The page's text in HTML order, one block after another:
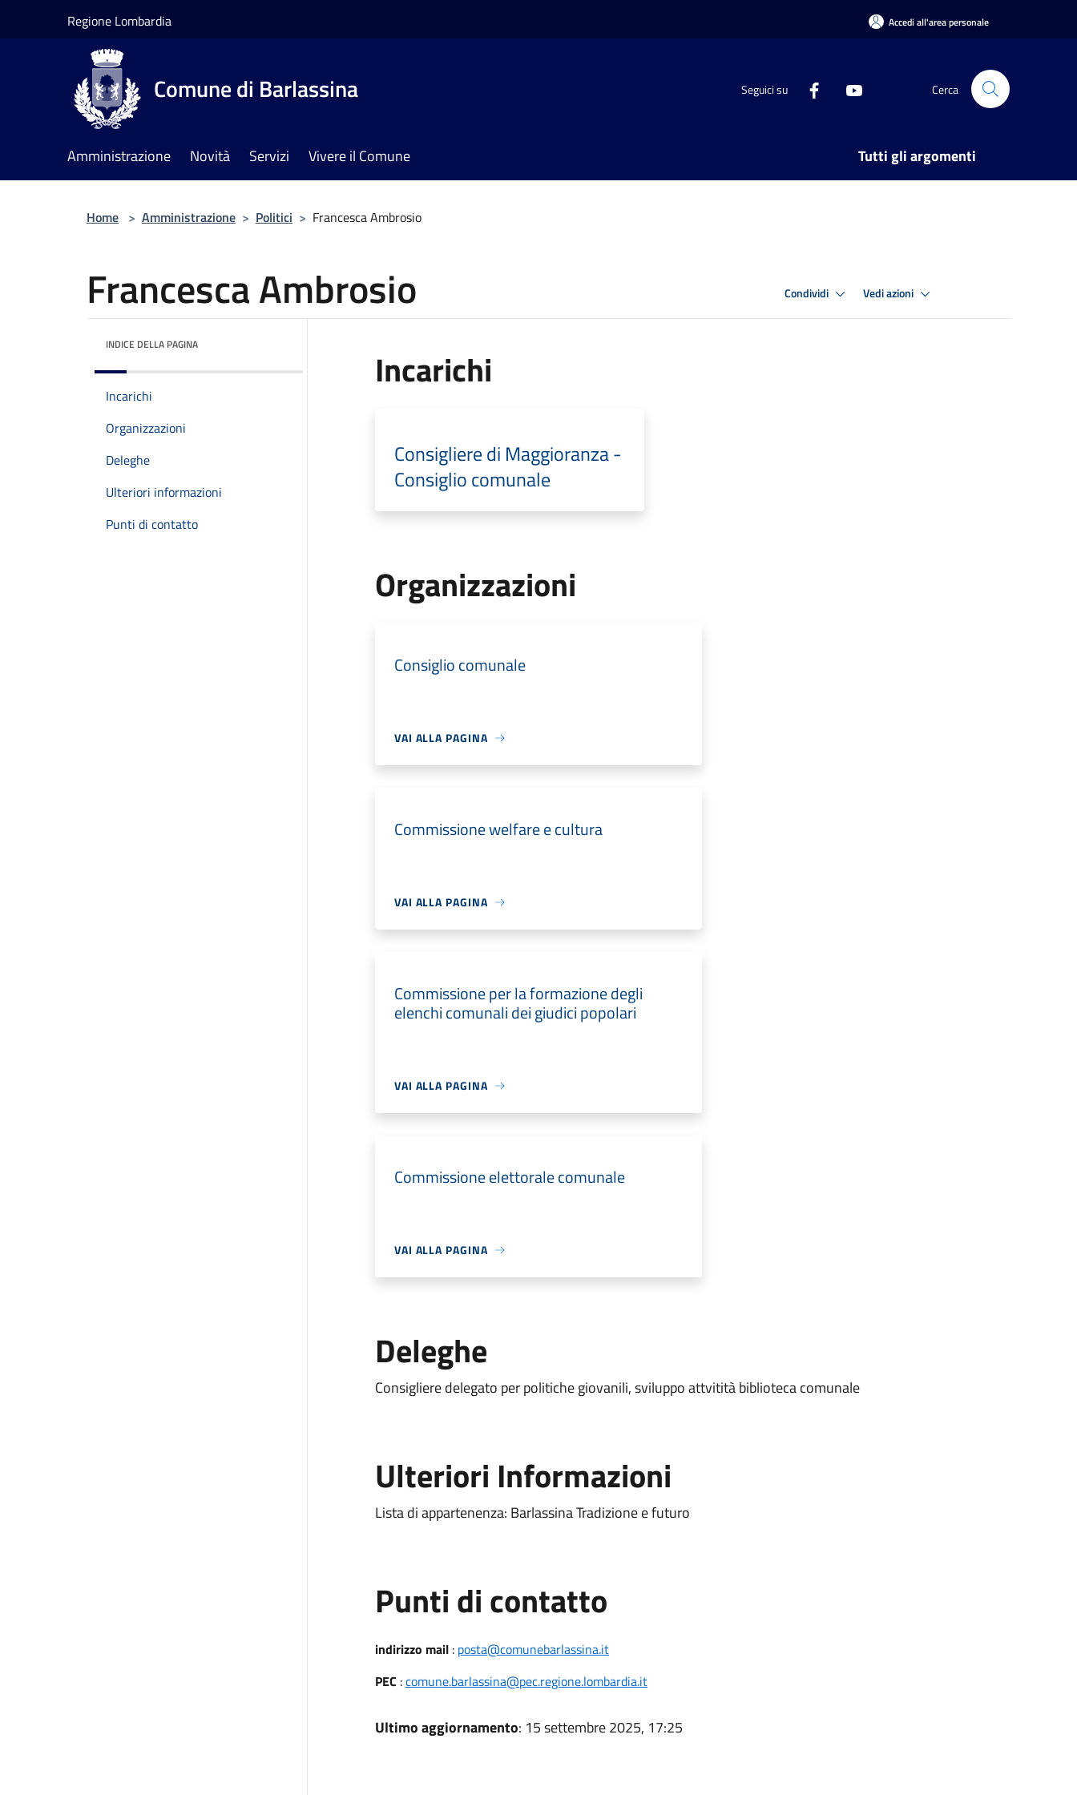
Regione Lombardia Accedi all'area personale
Comune di Barlassina Seguici su Cerca
Amministrazione Novità Servizi Vivere il Comune Tutti gli argomenti
Home > Amministrazione > Politici > Francesca Ambrosio
Francesca Ambrosio Condividi Vedi azioni
INDICE DELLA PAGINA
Incarichi
Organizzazioni
Deleghe
Ulteriori informazioni
Punti di contatto
Incarichi
Consigliere di Maggioranza -
Consiglio comunale
Organizzazioni
Consiglio comunale
VAI ALLA PAGINA
Commissione welfare e cultura
VAI ALLA PAGINA
Commissione per la formazione degli
elenchi comunali dei giudici popolari
VAI ALLA PAGINA
Commissione elettorale comunale
VAI ALLA PAGINA
Deleghe
Consigliere delegato per politiche giovanili, sviluppo attvitità biblioteca comunale
Ulteriori Informazioni
Lista di appartenenza: Barlassina Tradizione e futuro
Punti di contatto
indirizzo mail: posta@comunebarlassina.it
PEC :comune.barlassina@pec.regione.lombardia.it
Ultimo aggiornamento: 15 settembre 2025, 17:25